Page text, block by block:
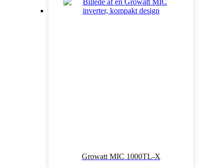
Growatt MIC 1000TL-X